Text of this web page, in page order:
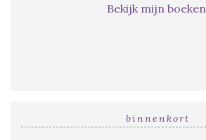
Bekijk mijn boeken
binnenkort